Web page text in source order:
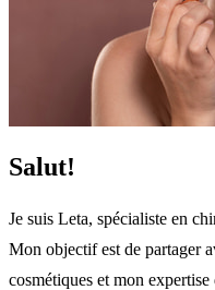
Salut!
Je suis Leta, spécialiste en
Mon objectif est de partager
cosmétiques et mon